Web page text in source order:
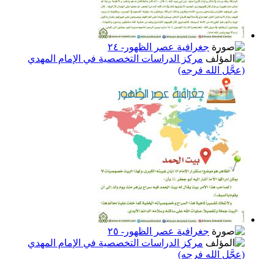
جغرافية عصر الظهور- ٢٤
مركز الدراسات التخصصية في الإمام المهدي
(عجَّل الله فرجه)
جغرافية عصر الظهور- ٢٥
مركز الدراسات التخصصية في الإمام المهدي
(عجَّل الله فرجه)